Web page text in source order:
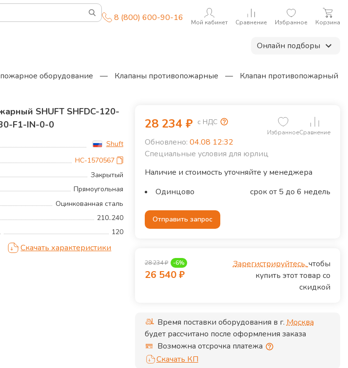
8 (800) 600-90-16 Мой кабинет Сравнение Избранное Корзина
Онлайн подборы
оборудование — Клапаны противопожарные —
Клапан противопожарный
SHUFT SHFDC-120-
F1-IN-0-0
Shuft
НС-1570567
Закрытый
Прямоугольная
Оцинкованная сталь
210..240
120
Скачать характеристики
28 234 ₽ с НДС
ИзбранноеСравнение
Обновлено: 04.08 12:32
Специальные условия для юрлиц
Наличие и стоимость уточняйте у менеджера
Одинцово
срок от 5 до 6 недель
Отправить запрос
28 234₽ -6%
26 540₽
Зарегистрируйтесь,чтобы
купить этот товар со
скидкой
Время поставки оборудования в г.Москва
будет рассчитано после оформления заказа
Возможна отсрочка платежа
Скачать КП